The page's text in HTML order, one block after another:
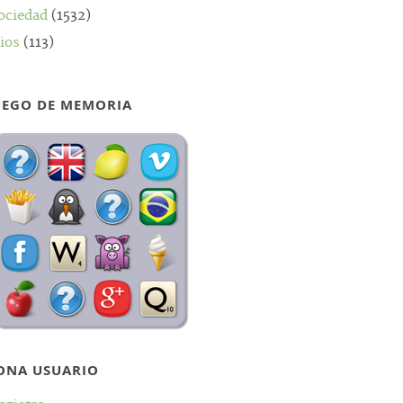
(1532)
(113)
DE MEMORIA
USUARIO